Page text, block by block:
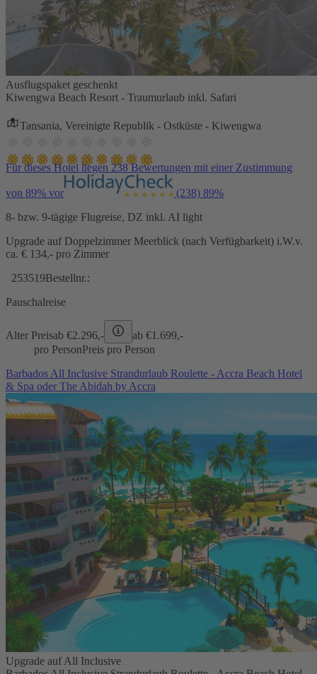
Ausflugspaket geschenkt
Kiwengwa Beach Resort - Traumurlaub inkl. Safari
Tansania, Vereinigte Republik - Ostküste - Kiwengwa
Für dieses Hotel liegen 238 Bewertungen mit einer Zustimmung
von 89% vor (238) 89%
8- bzw. 9-tägige Flugreise, DZ inkl. AI light
Upgrade auf Doppelzimmer Meerblick (nach Verfügbarkeit) i.W.v.
ca. € 134,- pro Zimmer
253519Bestellnr.:
Pauschalreise
Alter Preisab €2.296,- ab €1.699,-
pro PersonPreis pro Person
Barbados All Inclusive Strandurlaub Roulette - Accra Beach Hotel
& Spa oder The Abidah by Accra
Upgrade auf All Inclusive